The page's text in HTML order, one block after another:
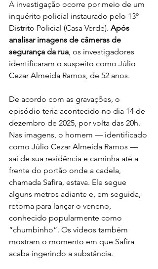
A investigação ocorre por meio de um
inquérito policial instaurado pelo 13º
Distrito Policial (Casa Verde). Após
analisar imagens de câmeras de
segurança da rua, os investigadores
identificaram o suspeito como Júlio
Cezar Almeida Ramos, de 52 anos.
De acordo com as gravações, o
episódio teria acontecido no dia 14 de
dezembro de 2025, por volta das 20h.
Nas imagens, o homem — identificado
como Júlio Cezar Almeida Ramos —
sai de sua residência e caminha até a
frente do portão onde a cadela,
chamada Safira, estava. Ele segue
alguns metros adiante e, em seguida,
retorna para lançar o veneno,
conhecido popularmente como
“chumbinho”. Os vídeos também
mostram o momento em que Safira
acaba ingerindo a substância.